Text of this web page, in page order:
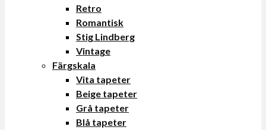
Retro
Romantisk
Stig Lindberg
Vintage
Färgskala
Vita tapeter
Beige tapeter
Grå tapeter
Blå tapeter